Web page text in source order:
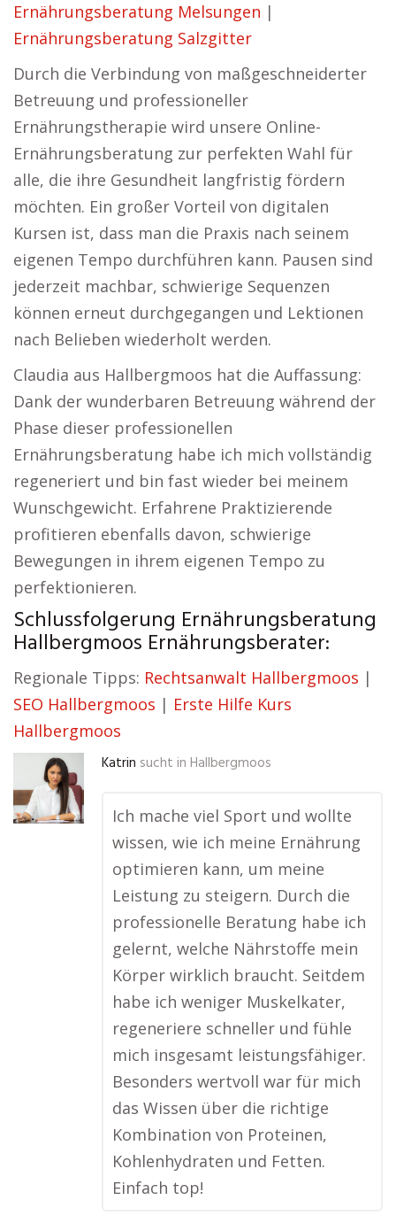
Ernährungsberatung Melsungen |
Ernährungsberatung Salzgitter
Durch die Verbindung von maßgeschneiderter
Betreuung und professioneller
Ernährungstherapie wird unsere Online-
Ernährungsberatung zur perfekten Wahl für
alle, die ihre Gesundheit langfristig fördern
möchten. Ein großer Vorteil von digitalen
Kursen ist, dass man die Praxis nach seinem
eigenen Tempo durchführen kann. Pausen sind
jederzeit machbar, schwierige Sequenzen
können erneut durchgegangen und Lektionen
nach Belieben wiederholt werden.
Claudia aus Hallbergmoos hat die Auffassung:
Dank der wunderbaren Betreuung während der
Phase dieser professionellen
Ernährungsberatung habe ich mich vollständig
regeneriert und bin fast wieder bei meinem
Wunschgewicht. Erfahrene Praktizierende
profitieren ebenfalls davon, schwierige
Bewegungen in ihrem eigenen Tempo zu
perfektionieren.
Schlussfolgerung Ernährungsberatung
Hallbergmoos Ernährungsberater:
Regionale Tipps: Rechtsanwalt Hallbergmoos |
SEO Hallbergmoos | Erste Hilfe Kurs
Hallbergmoos
Katrin sucht in Hallbergmoos
Ich mache viel Sport und wollte
wissen, wie ich meine Ernährung
optimieren kann, um meine
Leistung zu steigern. Durch die
professionelle Beratung habe ich
gelernt, welche Nährstoffe mein
Körper wirklich braucht. Seitdem
habe ich weniger Muskelkater,
regeneriere schneller und fühle
mich insgesamt leistungsfähiger.
Besonders wertvoll war für mich
das Wissen über die richtige
Kombination von Proteinen,
Kohlenhydraten und Fetten.
Einfach top!